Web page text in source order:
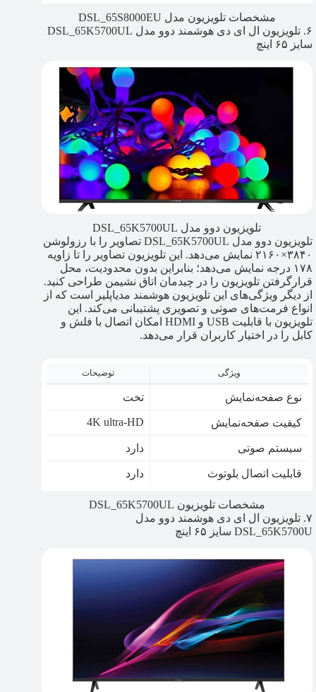
مشخصات تلویزیون مدل DSL_65S8000EU
۶. تلویزیون ال ای دی هوشمند دوو مدل DSL_65K5700UL
سایز ۶۵ اینچ
تلویزیون دوو مدل DSL_65K5700UL
تلویزیون دوو مدل DSL_65K5700UL تصاویر را با رزولوشن
۳۸۴۰×۲۱۶۰ نمایش می‌دهد. این تلویزیون تصاویر را تا زاویه
۱۷۸ درجه نمایش می‌دهد؛ بنابراین بدون محدودیت، محل
قرارگرفتن تلویزیون را در چیدمان اتاق نشیمن طراحی کنید.
از دیگر ویژگی‌های این تلویزیون هوشمند مدیاپلیر است که از
انواع فرمت‌های صوتی و تصویری پشتیبانی می‌کند. این
تلویزیون با قابلیت USB و HDMI امکان اتصال با فلش و
کابل را در اختیار کاربران قرار می‌دهد.
ویژگی توضیحات
نوع صفحه‌نمایش تخت
کیفیت صفحه‌نمایش 4K ultra-HD
سیستم صوتی دارد
قابلیت اتصال بلوتوث دارد
مشخصات تلویزیون DSL_65K5700UL
۷. تلویزیون ال ای دی هوشمند دوو مدل
DSL_65K5700U سایز ۶۵ اینچ